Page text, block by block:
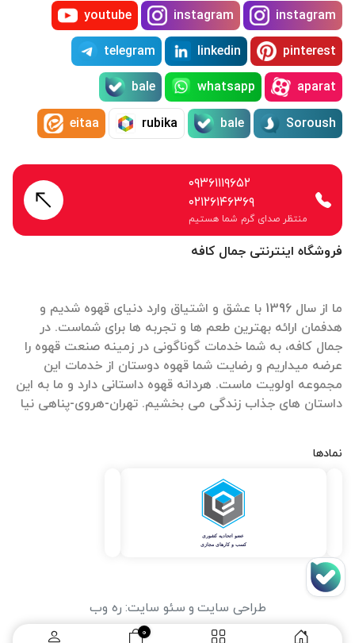
0
فروشگاه اینترنتی جمال کافه
ما از سال 1396 با عشق و اشتیاق وارد دنیای قهوه شدیم و
هدفمان ارائه بهترین طعم ها و تجربه ها برای شماست. در
جمال کافه، به شما خدمات گوناگونی در زمینه صنعت قهوه را
عرضه میداریم و رضایت شما قهوه دوستان از خدمات این
مجموعه اولویت ماست. هردانه قهوه داستانی دارد و ما به این
داستان های جذاب زندگی می بخشیم. تهران-هروی-پناهی نیا
نمادها
instagram
instagram
youtube
pinterest
linkedin
telegram
aparat
whatsapp
bale
Soroush
bale
rubika
eitaa
۰۹۳۶۱۱۱۹۶۵۲
۰۲۱۲۶۱۴۶۳۶۹
منتظر صدای گرم شما هستیم
طراحی سایت و سئو سایت: ره وب